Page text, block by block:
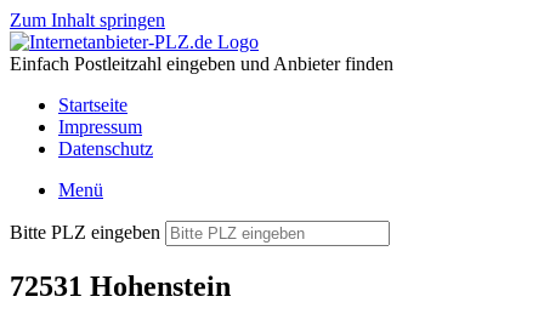
Zum Inhalt springen
Einfach Postleitzahl eingeben und Anbieter finden
Startseite
Impressum
Datenschutz
Menü
Bitte PLZ eingeben
72531 Hohenstein